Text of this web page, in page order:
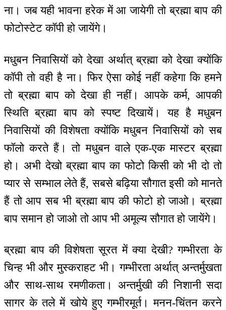
ना। जब यही भावना हरेक में आ जायेगी तो ब्रह्मा बाप की
फोटोस्टेट कॉपी हो जायेंगे।
मधुबन निवासियों को देखा अर्थात् ब्रह्मा को देखा क्योंकि
कॉपी तो वही है ना। फिर ऐसा कोई नहीं कहेगा कि हमने
तो ब्रह्मा बाप को देखा ही नहीं। आपके कर्म, आपकी
स्थिति ब्रह्मा बाप को स्पष्ट दिखायें। यह है मधुबन
निवासियों की विशेषता क्योंकि मधुबन निवासियों को सब
फॉलो करते हैं। तो मधुबन वाले एक-एक मास्टर ब्रह्मा
हो। अभी देखो ब्रह्मा बाप का फोटो किसी को भी दो तो
प्यार से सम्भाल लेते हैं, सबसे बढ़िया सौगात इसी को मानते
हैं तो आप सब भी ब्रह्मा बाप की फोटो हो जाओ। ब्रह्मा
बाप समान हो जाओ तो आप भी अमूल्य सौगात हो जायेंगे।
ब्रह्मा बाप की विशेषता सूरत में क्या देखी? गम्भीरता के
चिन्ह भी और मुस्कराहट भी। गम्भीरता अर्थात् अन्तर्मुखता
और साथ-साथ रमणीकता। अन्तर्मुखी की निशानी सदा
सागर के तले में खोये हुए गम्भीरमूर्त। मनन-चिंतन करने